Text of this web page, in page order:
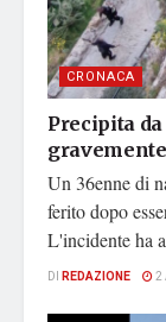
CRONACA
Precipita
Un 36enne di
ferito dopo
L'incidente ha
DI REDAZIONE 2